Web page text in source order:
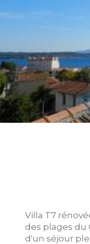
Villa T7
des plages du
d'un séjour